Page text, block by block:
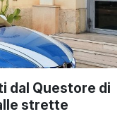
dal Questore di
strette